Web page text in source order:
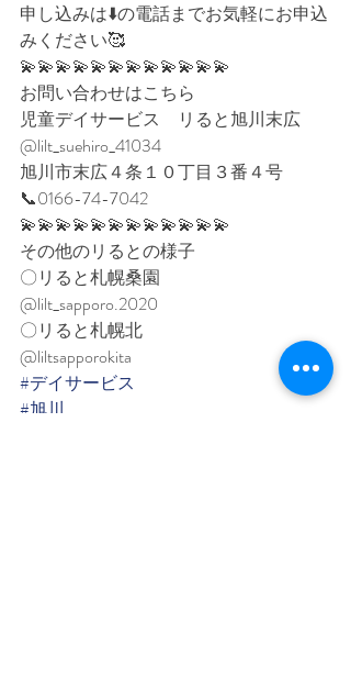
申し込みは⬇️の電話までお気軽にお申込
みください🥰⁡
💫💫💫💫💫💫💫💫💫💫💫💫
お問い合わせはこちら
児童デイサービス　リると旭川末広
@lilt_suehiro_41034
旭川市末広４条１０丁目３番４号
📞0166-74-7042
💫💫💫💫💫💫💫💫💫💫💫💫
その他のリるとの様子
〇リると札幌桑園
@lilt_sapporo.2020
〇リると札幌北
@liltsapporokita
#デイサービス
#旭川